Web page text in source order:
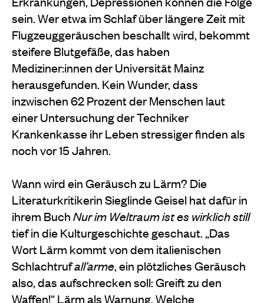
sein. Wer etwa im Schlaf über längere Zeit mit
Flugzeuggeräuschen beschallt wird, bekommt
steifere Blutgefäße, das haben
Mediziner:innen der Universität Mainz
herausgefunden. Kein Wunder, dass
inzwischen 62 Prozent der Menschen laut
einer Untersuchung der Techniker
Krankenkasse ihr Leben stressiger finden als
noch vor 15 Jahren.
Wann wird ein Geräusch zu Lärm? Die
Literaturkritikerin Sieglinde Geisel hat dafür in
ihrem BuchNur im Weltraum ist es wirklich still
tief in die Kulturgeschichte geschaut. „Das
Wort Lärm kommt von dem italienischen
Schlachtrufall’arme, ein plötzliches Geräusch
also, das aufschrecken soll: Greift zu den
Waffen!“ Lärm als Warnung. Welche